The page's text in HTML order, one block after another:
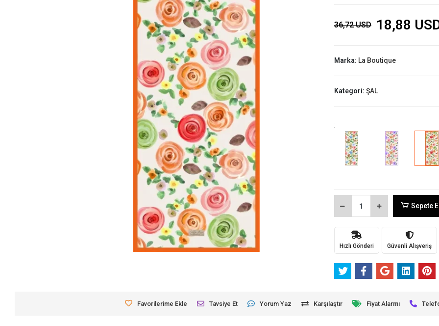
36,72 USD 18,88
Marka: La Boutique
Kategori: ŞAL
:
Sepete
Hızlı Gönderi Güvenli Alışveriş
Favorilerime Ekle Tavsiye Et Yorum Yaz Karşılaştır Fiyat Alarmı